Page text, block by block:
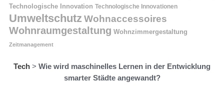
Technologische Innovation Technologische Innovationen
Umweltschutz Wohnaccessoires
Wohnraumgestaltung Wohnzimmergestaltung
Zeitmanagement
Tech > Wie wird maschinelles Lernen in der Entwicklung
smarter Städte angewandt?